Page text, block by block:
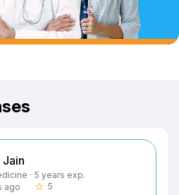
Jain
· 5 years exp.
ago
star_border 5